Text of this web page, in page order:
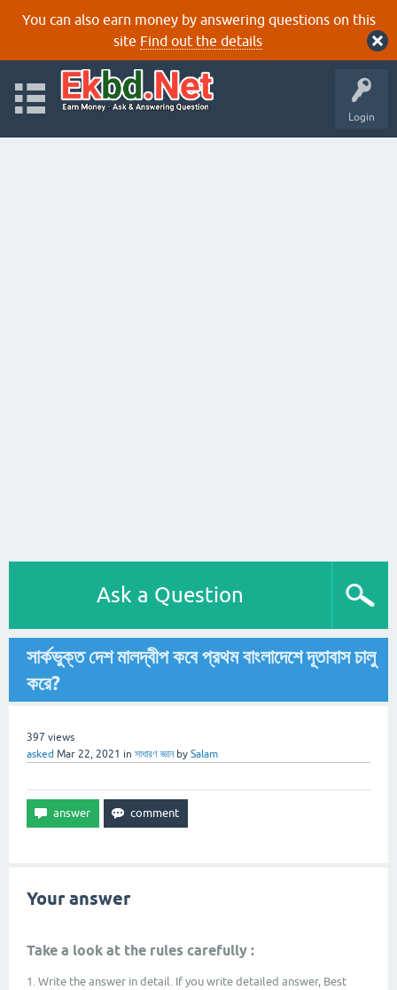
You can also earn money by answering questions on this
site Find out the details
Login
Ask a Question
সার্কভুক্ত দেশ মালদ্বীপ কবে প্রথম বাংলাদেশে দূতাবাস চালু
করে?
397 views
asked Mar 22, 2021 in সাধারণ জ্ঞান by Salam
Your answer
Take a look at the rules carefully :
1. Write the answer in detail. If you write detailed answer, Best